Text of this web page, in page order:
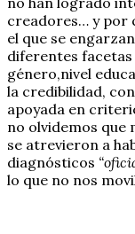
creadores… y por
el que se
diferentes facetas
género,nivel
la credibilidad,
apoyada en
no olvidemos que
se atrevieron a
diagnósticos
lo que no nos